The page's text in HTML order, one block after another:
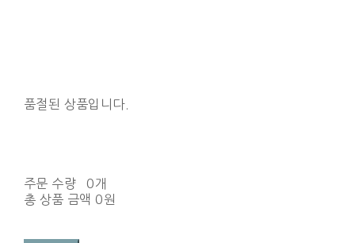
품절된 상품입니다.
주문 수량
0개
총 상품 금액 0원